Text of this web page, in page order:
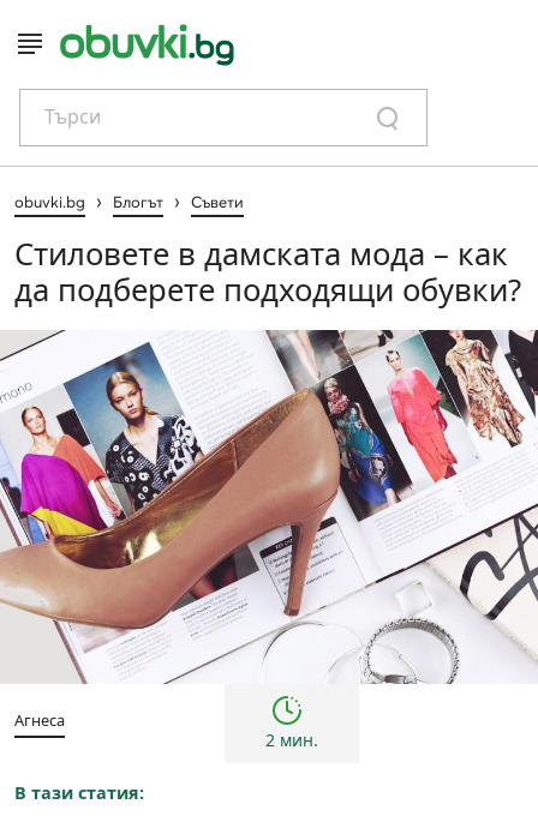
Търси
obuvki.bg › Блогът › Съвети
Стиловете в дамската мода – как
да подберете подходящи обувки?
Съвети
Агнеса
2 мин.
В тази статия: